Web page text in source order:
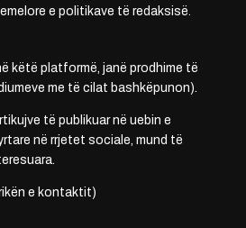
e politikave të redaksisë.
këtë platformë, janë prodhime të
me të cilat bashkëpunon).
të publikuar në uebin e
në rrjetet sociale, mund të
e kontaktit)